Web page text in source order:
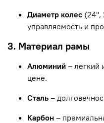
Диаметр колес (24",
управляемость и
3. Материал рамы
Алюминий – легкий
цене.
Сталь –
Карбон –